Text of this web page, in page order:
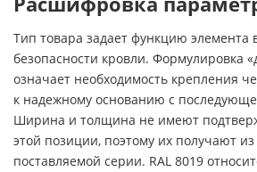
Тип товара задает функцию элемента
безопасности кровли. Формулировка
означает необходимость крепления
к надежному основанию с
Ширина и толщина не имеют
этой позиции, поэтому их получают
поставляемой серии. RAL 8019